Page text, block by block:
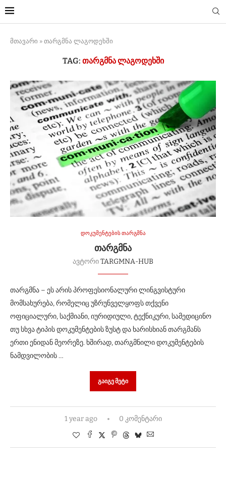
მთავარი » თარგმნა ლაგოდეხში
TAG: ᲗᲐᲠᲒᲛᲜᲐ ᲚᲐᲒᲝᲓᲔᲮᲨᲘ
დოკუმენტების თარგმნა
ᲗᲐᲠᲒᲛᲜᲐ
ავტორიTARGMNA-HUB
თარგმნა – ეს არის პროფესიონალური ლინგვისტური
მომსახურება, რომელიც უზრუნველყოფს თქვენი
ოფიციალური, საქმიანი, იურიდიული, ტექნიკური, სამედიცინო
თუ სხვა ტიპის დოკუმენტების ზუსტ და ხარისხიან თარგმანს
ერთი ენიდან მეორეზე. ხშირად, თარგმნილი დოკუმენტების
ნამდვილობის …
ᲒᲐᲘᲒᲔ ᲛᲔᲢᲘ
1 year ago 0 კომენტარი